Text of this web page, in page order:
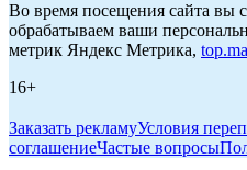
Во время посещения сайта вы
обрабатываем ваши
метрик Яндекс Метрика,
16+
Заказать рекламуУсловия
соглашениеЧастые вопросы